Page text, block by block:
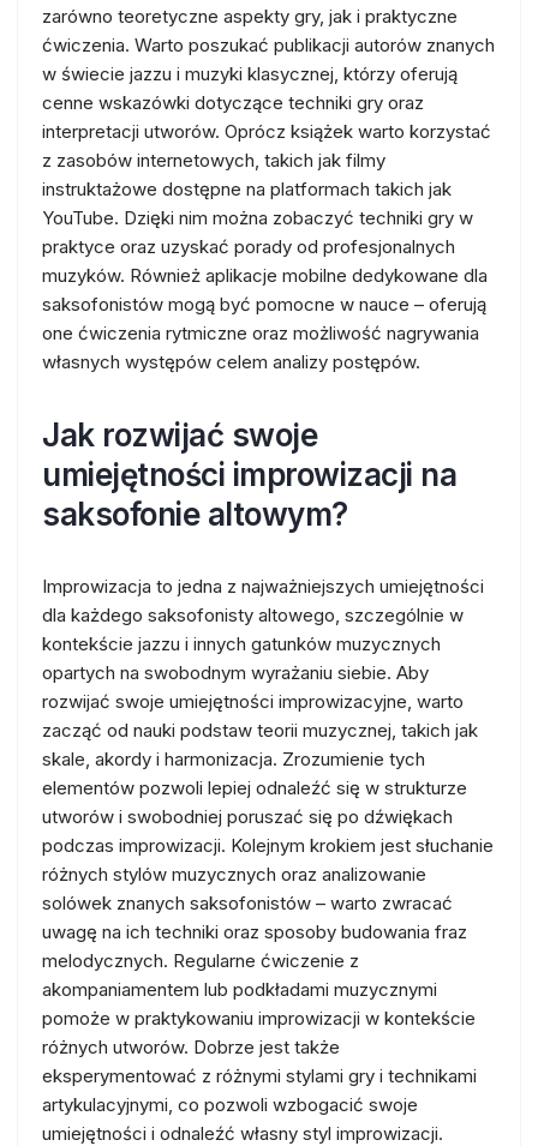
zarówno teoretyczne aspekty gry, jak i praktyczne
ćwiczenia. Warto poszukać publikacji autorów znanych
w świecie jazzu i muzyki klasycznej, którzy oferują
cenne wskazówki dotyczące techniki gry oraz
interpretacji utworów. Oprócz książek warto korzystać
z zasobów internetowych, takich jak filmy
instruktażowe dostępne na platformach takich jak
YouTube. Dzięki nim można zobaczyć techniki gry w
praktyce oraz uzyskać porady od profesjonalnych
muzyków. Również aplikacje mobilne dedykowane dla
saksofonistów mogą być pomocne w nauce – oferują
one ćwiczenia rytmiczne oraz możliwość nagrywania
własnych występów celem analizy postępów.
Jak rozwijać swoje
umiejętności improwizacji na
saksofonie altowym?
Improwizacja to jedna z najważniejszych umiejętności
dla każdego saksofonisty altowego, szczególnie w
kontekście jazzu i innych gatunków muzycznych
opartych na swobodnym wyrażaniu siebie. Aby
rozwijać swoje umiejętności improwizacyjne, warto
zacząć od nauki podstaw teorii muzycznej, takich jak
skale, akordy i harmonizacja. Zrozumienie tych
elementów pozwoli lepiej odnaleźć się w strukturze
utworów i swobodniej poruszać się po dźwiękach
podczas improwizacji. Kolejnym krokiem jest słuchanie
różnych stylów muzycznych oraz analizowanie
solówek znanych saksofonistów – warto zwracać
uwagę na ich techniki oraz sposoby budowania fraz
melodycznych. Regularne ćwiczenie z
akompaniamentem lub podkładami muzycznymi
pomoże w praktykowaniu improwizacji w kontekście
różnych utworów. Dobrze jest także
eksperymentować z różnymi stylami gry i technikami
artykulacyjnymi, co pozwoli wzbogacić swoje
umiejętności i odnaleźć własny styl improwizacji.